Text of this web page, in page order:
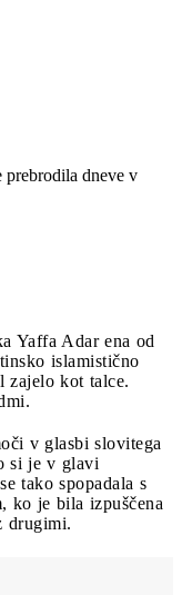
prebrodila dneve v
Yaffa Adar ena od
islamistično
zajelo kot talce.
v glasbi slovitega
si je v glavi
tako spopadala s
ko je bila izpuščena
drugimi.